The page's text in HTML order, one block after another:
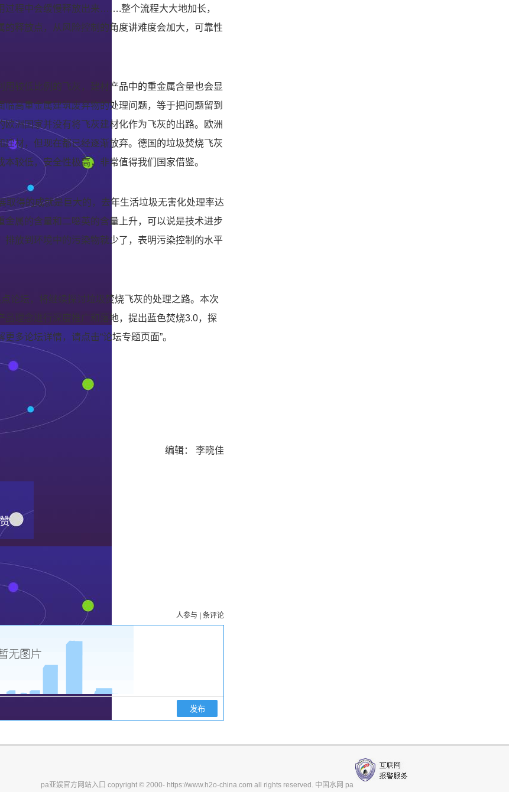
过程中会缓慢释放出来…….整个流程大大地加长，
释放点，从风险控制的角度讲难度会加大，可靠性
较低比例的飞灰，建材产品中的重金属含量也会显
高重金属建筑废弃物的处理问题，等于把问题留到
洲国家并没有将飞灰建材化作为飞灰的出路。欧洲
材，但现在都已经逐渐放弃。德国的垃圾焚烧飞灰
较低，安全性极高，非常值得我们国家借鉴。
取得的成就是巨大的，去年生活垃圾无害化处理率达
属的含量和二噁英的含量上升，可以说是技术进步
放到环境中的污染物就少了，表明污染控制的水平
论坛，将继续探讨垃圾焚烧飞灰的处理之路。本次
品理念进行深度推广和落地，提出蓝色焚烧3.0，探
多论坛详情，请点击“论坛专题页面”。
编辑： 李晓佳
赞
人参与 条评论
pa亚娱官方网站入口 copyright © 2000- https://www.h2o-china.com all rights reserved. 中国水网 pa